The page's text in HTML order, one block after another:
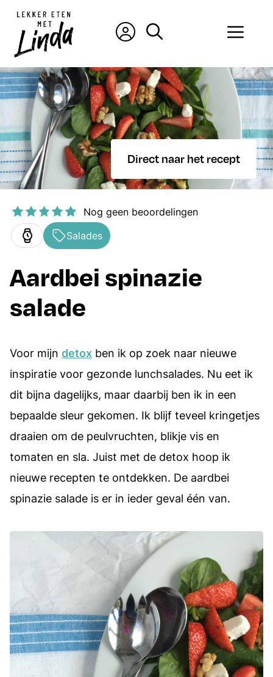
naar
inhoud
Direct naar het recept
Nog geen beoordelingen
Salades
Aardbei spinazie
salade
Voor mijn detox ben ik op zoek naar nieuwe
inspiratie voor gezonde lunchsalades. Nu eet ik
dit bijna dagelijks, maar daarbij ben ik in een
bepaalde sleur gekomen. Ik blijf teveel kringetjes
draaien om de peulvruchten, blikje vis en
tomaten en sla. Juist met de detox hoop ik
nieuwe recepten te ontdekken. De aardbei
spinazie salade is er in ieder geval één van.